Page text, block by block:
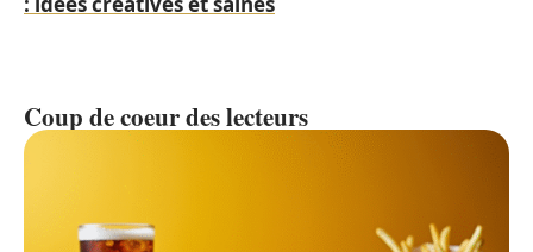
Coup de coeur des lecteurs